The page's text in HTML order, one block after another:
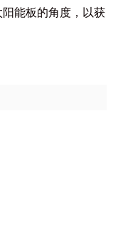
能板的角度，以获